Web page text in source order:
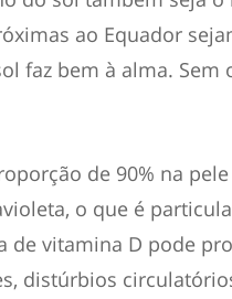
ao Equador
faz bem à alma. Sem
de 90% na
o que é
de vitamina D pode
distúrbios